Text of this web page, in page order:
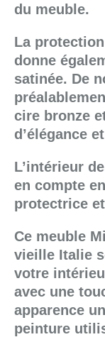
du meuble.
La
donne
satinée. De
cire bronze
d’élégance
L’intérieur
en compte
protectrice
Ce meuble
vieille Italie
votre
avec une
apparence
peinture